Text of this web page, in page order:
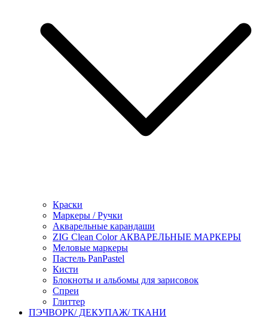
Краски
Маркеры / Ручки
Акварельные карандаши
ZIG Clean Color АКВАРЕЛЬНЫЕ МАРКЕРЫ
Меловые маркеры
Пастель PanPastel
Кисти
Блокноты и альбомы для зарисовок
Спреи
Глиттер
ПЭЧВОРК/ ДЕКУПАЖ/ ТКАНИ